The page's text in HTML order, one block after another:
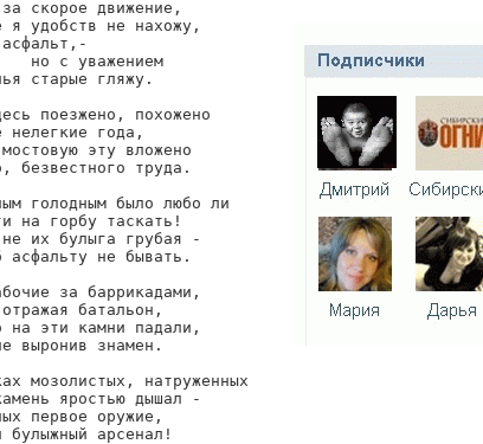
скорое движение,
я удобств не нахожу,
но с уважением
старые гляжу.
поезжено, похожено
нелегкие года,
эту вложено
безвестного труда.
голодным было любо ли
на горбу таскать!
их булыга грубая -
асфальту не бывать.
за баррикадами,
батальон,
на эти камни падали,
выронив знамен.
мозолистых, натруженных
яростью дышал -
первое оружие,
булыжный арсенал!